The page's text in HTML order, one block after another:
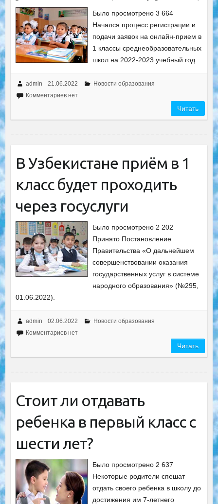
Было просмотрено 3 664
Начался процесс регистрации и
подачи заявок на онлайн-прием в
1 классы среднеобразовательных
школ на 2022-2023 учебный год.
admin 21.06.2022
Новости образования
Комментариев нет
Читать
В Узбекистане приём в 1
класс будет проходить
через госуслуги
Было просмотрено 2 202
Принято Постановление
Правительства «О дальнейшем
совершенствовании оказания
государственных услуг в системе
народного образования» (№295,
01.06.2022).
admin 02.06.2022
Новости образования
Комментариев нет
Читать
Стоит ли отдавать
ребенка в первый класс с
шести лет?
Было просмотрено 2 637
Некоторые родители спешат
отдать своего ребенка в школу до
достижения им 7-летнего